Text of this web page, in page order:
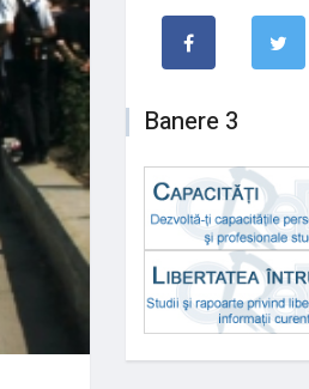
Banere 3